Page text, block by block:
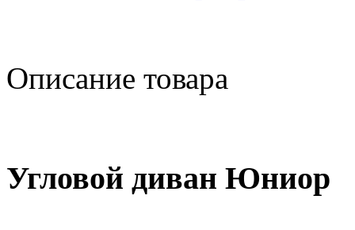
Описание товара
Угловой диван Юниор